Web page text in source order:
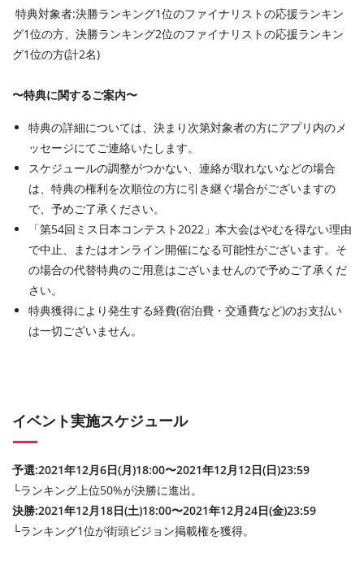
特典対象者:決勝ランキング1位のファイナリストの応援ランキン
グ1位の方、決勝ランキング2位のファイナリストの応援ランキン
グ1位の方(計2名)
〜特典に関するご案内〜
特典の詳細については、決まり次第対象者の方にアプリ内のメ
ッセージにてご連絡いたします。
スケジュールの調整がつかない、連絡が取れないなどの場合
は、特典の権利を次順位の方に引き継ぐ場合がございますの
で、予めご了承ください。
「第54回ミス日本コンテスト2022」本大会はやむを得ない理由
で中止、またはオンライン開催になる可能性がございます。そ
の場合の代替特典のご用意はございませんので予めご了承くだ
さい。
特典獲得により発生する経費(宿泊費・交通費など)のお支払い
は一切ございません。
イベント実施スケジュール
予選:2021年12月6日(月)18:00〜2021年12月12日(日)23:59
└ランキング上位50%が決勝に進出。
決勝:2021年12月18日(土)18:00〜2021年12月24日(金)23:59
└ランキング1位が街頭ビジョン掲載権を獲得。